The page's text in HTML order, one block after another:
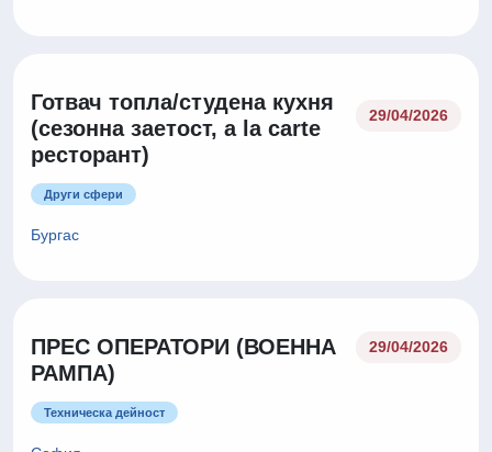
Готвач топла/студена кухня
(сезонна заетост, a la carte
ресторант)
29/04/2026
Други сфери
Бургас
ПРЕС ОПЕРАТОРИ (ВОЕННА
РАМПА)
29/04/2026
Техническа дейност